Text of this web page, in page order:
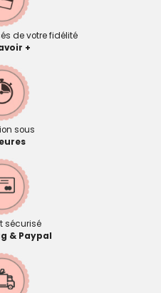
de votre fidélité
+
sous
sécurisé
& Paypal